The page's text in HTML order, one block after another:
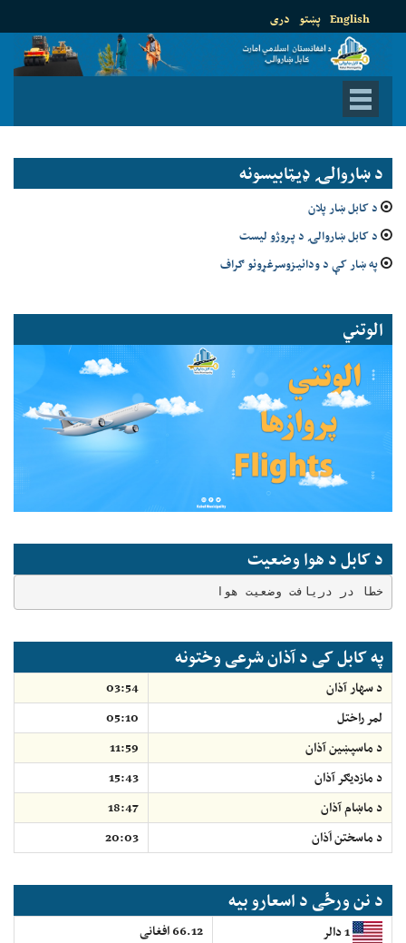
دری پښتو English
د ښاروالۍ ډيټابيسونه
د کابل ښار پلان
د کابل ښاروالۍ د پروژو لیست
په ښار کې د ودانیزوسرغړونو ګراف
الوتني
د کابل د هوا وضعیت
خطا در دریافت وضعیت هوا
په کابل کی د آذان شرعی وختونه
د سهار آذان
03:54
لمر راختل
05:10
د ماسپښين آذان
11:59
د مازديګر آذان
15:43
د ماښام آذان
18:47
د ماسختن اَذان
20:03
د نن ورځی د اسعارو بیه
66.12 افغانی